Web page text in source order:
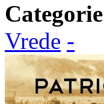
Vrede -